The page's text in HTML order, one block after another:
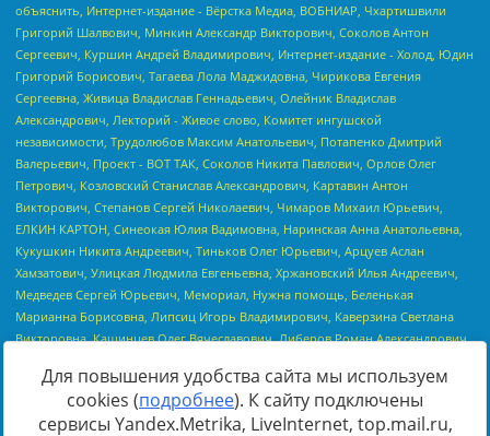
Источник:https://minjust.gov.ru/uploaded/files/reestr-
Для повышения удобства сайта мы используем
cookies (подробнее). К сайту подключены
сервисы Yandex.Metrika, LiveInternet, top.mail.ru,